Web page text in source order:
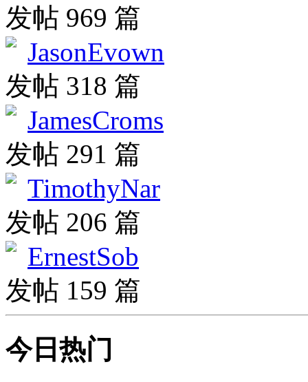
发帖 969 篇
JasonEvown
发帖 318 篇
JamesCroms
发帖 291 篇
TimothyNar
发帖 206 篇
ErnestSob
发帖 159 篇
今日热门